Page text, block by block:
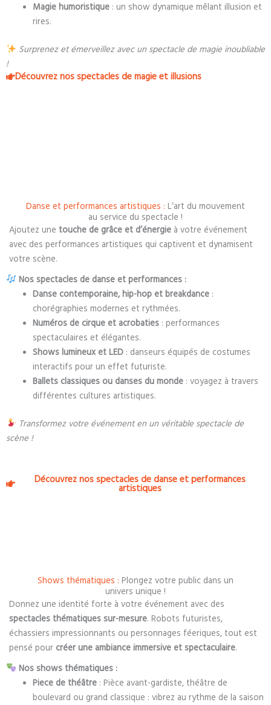
Magie humoristique: un show dynamique mêlant illusion et
rires.
Surprenez et émerveillez avec un spectacle de magie inoubliable
!
Découvrez nos spectacles de magie et illusions
Danse et performances artistiques : L’art du mouvement
au service du spectacle !
Ajoutez une touche de grâce et d’énergie à votre événement
avec des performances artistiques qui captivent et dynamisent
votre scène.
Nos spectacles de danse et performances :
Danse contemporaine, hip-hop et breakdance:
chorégraphies modernes et rythmées.
Numéros de cirque et acrobaties: performances
spectaculaires et élégantes.
Shows lumineux et LED: danseurs équipés de costumes
interactifs pour un effet futuriste.
Ballets classiques ou danses du monde: voyagez à travers
différentes cultures artistiques.
Transformez votre événement en un véritable spectacle de
scène !
Découvrez nos spectacles de danse et performances
artistiques
Shows thématiques : Plongez votre public dans un
univers unique !
Donnez une identité forte à votre événement avec des
spectacles thématiques sur-mesure. Robots futuristes,
échassiers impressionnants ou personnages féeriques, tout est
pensé pour créer une ambiance immersive et spectaculaire.
Nos shows thématiques :
Piece de théâtre: Pièce avant-gardiste, théâtre de
boulevard ou grand classique : vibrez au rythme de la saison